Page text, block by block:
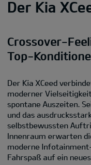
Der Kia
Crossover-
Top-
Der Kia XCeed
moderner
spontane Auszeiten.
und das
selbstbewussten
Innenraum erwarten
moderne
Fahrspaß auf ein